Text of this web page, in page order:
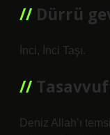
Dürrü
İnci, İnci Taşı.
Deniz Allah’ı